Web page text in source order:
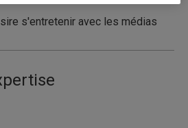
s'entretenir avec les médias